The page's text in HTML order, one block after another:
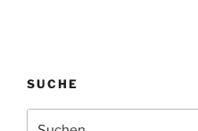
SUCHE